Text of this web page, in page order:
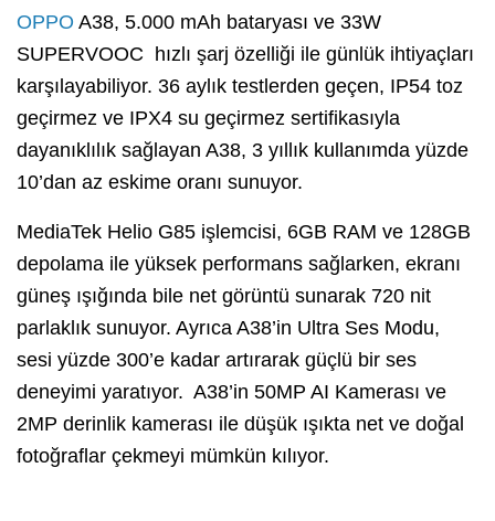
OPPO A38, 5.000 mAh bataryası ve 33W
SUPERVOOC hızlı şarj özelliği ile günlük ihtiyaçları
karşılayabiliyor. 36 aylık testlerden geçen, IP54 toz
geçirmez ve IPX4 su geçirmez sertifikasıyla
dayanıklılık sağlayan A38, 3 yıllık kullanımda yüzde
10’dan az eskime oranı sunuyor.
MediaTek Helio G85 işlemcisi, 6GB RAM ve 128GB
depolama ile yüksek performans sağlarken, ekranı
güneş ışığında bile net görüntü sunarak 720 nit
parlaklık sunuyor. Ayrıca A38’in Ultra Ses Modu,
sesi yüzde 300’e kadar artırarak güçlü bir ses
deneyimi yaratıyor. A38’in 50MP AI Kamerası ve
2MP derinlik kamerası ile düşük ışıkta net ve doğal
fotoğraflar çekmeyi mümkün kılıyor.